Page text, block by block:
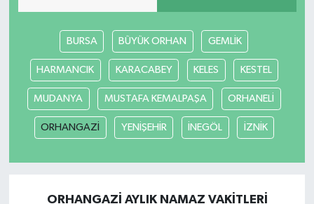
BURSA BÜYÜK ORHAN GEMLİK
HARMANCIK KARACABEY KELES KESTEL
MUDANYA MUSTAFA KEMALPAŞA ORHANELİ
ORHANGAZİ YENİŞEHİR İNEGÖL İZNİK
ORHANGAZİ AYLIK NAMAZ VAKITLERI